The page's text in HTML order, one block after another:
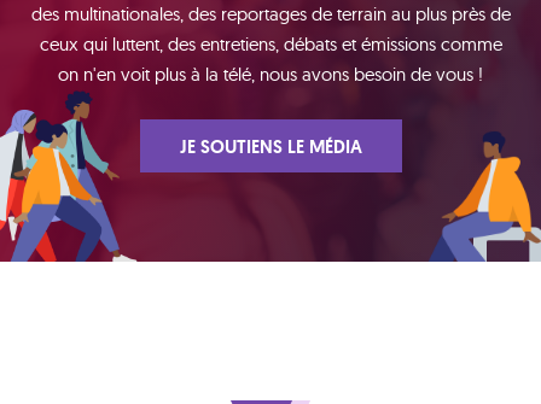
des multinationales, des reportages de terrain au plus près de
ceux qui luttent, des entretiens, débats et émissions comme
on n'en voit plus à la télé, nous avons besoin de vous !
JE SOUTIENS LE MÉDIA